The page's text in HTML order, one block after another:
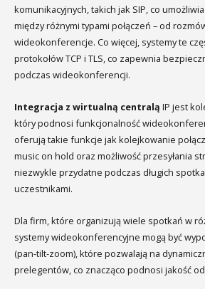
komunikacyjnych, takich jak SIP, co
między różnymi typami połączeń – od
wideokonferencje. Co więcej, systemy te
protokołów TCP i TLS, co zapewnia
podczas wideokonferencji.
Integracja z wirtualną centralą IP jest
który podnosi funkcjonalność
oferują takie funkcje jak kolejkowanie
music on hold oraz możliwość przesyłania
niezwykle przydatne podczas długich
uczestnikami.
Dla firm, które organizują wiele spotkań w
systemy wideokonferencyjne mogą być
(pan-tilt-zoom), które pozwalają na
prelegentów, co znacząco podnosi jakość